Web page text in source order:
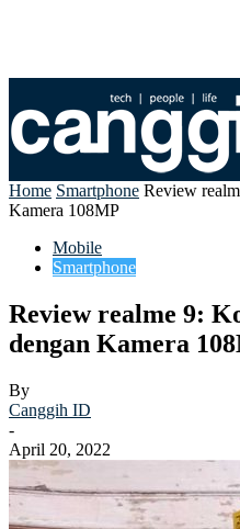
Home Smartphone Review
Kamera 108MP
Mobile
Smartphone
Review realme 9:
dengan Kamera
By
Canggih ID
-
April 20, 2022